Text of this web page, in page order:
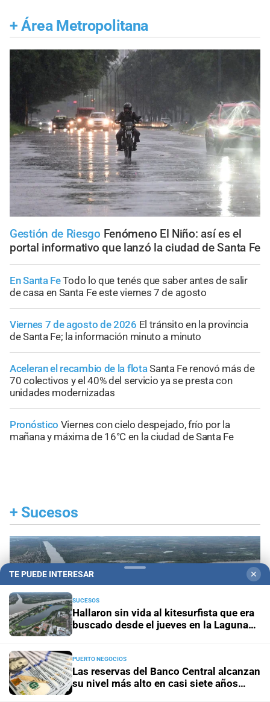
+ Área Metropolitana
Gestión de Riesgo Fenómeno El Niño: así es el
portal informativo que lanzó la ciudad de Santa Fe
En Santa FeTodo lo que tenés que saber antes de salir
de casa en Santa Fe este viernes 7 de agosto
Viernes 7 de agosto de 2026 El tránsito en la provincia
de Santa Fe; la información minuto a minuto
Aceleran el recambio de la flotaSanta Fe renovó más de
70 colectivos y el 40% del servicio ya se presta con
unidades modernizadas
Pronóstico Viernes con cielo despejado, frío por la
mañana y máxima de 16°C en la ciudad de Santa Fe
+ Sucesos
TE PUEDE INTERESAR ✕
SUCESOS
Hallaron sin vida al kitesurfista que era
buscado desde el jueves en la Laguna
PUERTO NEGOCIOS
Las reservas del Banco Central alcanzan
su nivel más alto en casi siete años